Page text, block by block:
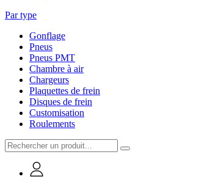
Par type
Gonflage
Pneus
Pneus PMT
Chambre à air
Chargeurs
Plaquettes de frein
Disques de frein
Customisation
Roulements